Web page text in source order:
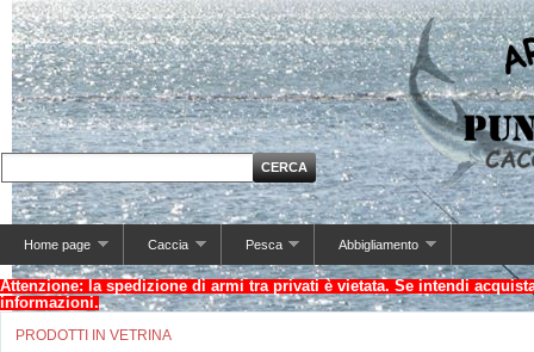
Home page Caccia Pesca Abbigliamento
Attenzione: la spedizione di armi tra privati è vietata. Se intendi
informazioni.
PRODOTTI IN VETRINA